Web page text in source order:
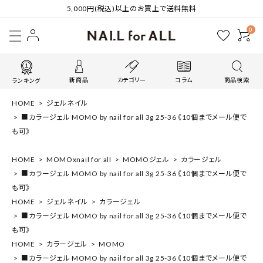
5,000円(税込)以上のお買上で送料無料
0
ランキング 新商品 カテゴリー コラム 商品検索
HOME
ジェルネイル
■カラージェル MOMO by nail for all 3g 25-36 《10個までメール便で
も可》
HOME MOMOxnail for all MOMOジェル
カラージェル
■カラージェル MOMO by nail for all 3g 25-36 《10個までメール便で
も可》
HOME
ジェルネイル
カラージェル
■カラージェル MOMO by nail for all 3g 25-36 《10個までメール便で
も可》
HOME
カラージェル
MOMO
■カラージェル MOMO by nail for all 3g 25-36 《10個までメール便で